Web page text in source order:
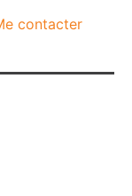
contacter